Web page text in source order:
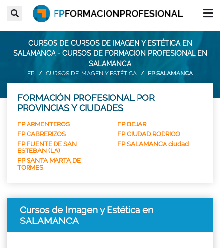
CURSOS DE CURSOS DE IMAGEN Y ESTÉTICA EN
SALAMANCA - CURSOS DE FORMACIÓN PROFESIONAL EN
SALAMANCA
FP CURSOS DE IMAGEN Y ESTÉTICA FP SALAMANCA
FORMACIÓN PROFESIONAL POR
PROVINCIAS Y CIUDADES
FP ARMENTEROS
FP BEJAR
FP CABRERIZOS
FP CIUDAD RODRIGO
FP FUENTE DE SAN
ESTEBAN (LA)
FP SALAMANCA ciudad
FP SANTA MARTA DE
TORMES
Cursos de Imagen y Estética en
SALAMANCA